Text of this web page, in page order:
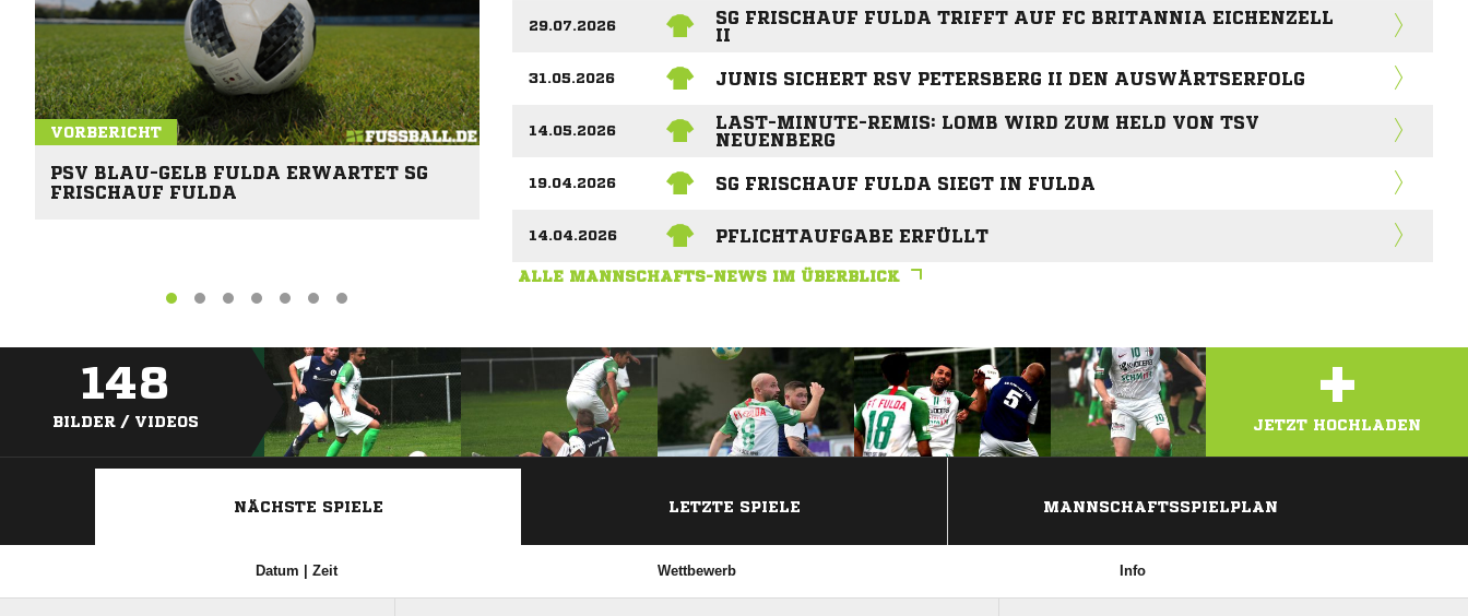
VORBERICHT
PSV BLAU-GELB FULDA ERWARTET SG
FRISCHAUF FULDA
29.07.2026
SG FRISCHAUF FULDA TRIFFT AUF FC BRITANNIA EICHENZELL
II
31.05.2026 JUNIS SICHERT RSV PETERSBERG II DEN AUSWÄRTSERFOLG
14.05.2026
LAST-MINUTE-REMIS: LOMB WIRD ZUM HELD VON TSV
NEUENBERG
19.04.2026 SG FRISCHAUF FULDA SIEGT IN FULDA
14.04.2026 PFLICHTAUFGABE ERFÜLLT
ALLE MANNSCHAFTS-NEWS IM ÜBERBLICK
148
BILDER / VIDEOS +
JETZT HOCHLADEN
NÄCHSTE SPIELE LETZTE SPIELE MANNSCHAFTSSPIELPLAN
Datum | Zeit Wettbewerb Info